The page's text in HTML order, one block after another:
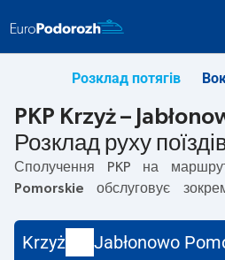
Розклад потягів
PKP Krzyż –
Розклад руху
Сполучення PKP на
Pomorskie обслуговує
Krzyż–Jabłonowo Pomorskie
Krzyż Jabłonowo